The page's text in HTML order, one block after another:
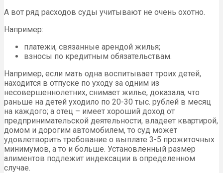
А вот ряд расходов суды учитывают не очень охотно.
Например:
платежи, связанные арендой жилья;
взносы по кредитным обязательствам.
Например, если мать одна воспитывает троих детей,
находится в отпуске по уходу за одним из
несовершеннолетних, снимает жилье, доказала, что
раньше на детей уходило по 20-30 тыс. рублей в месяц
на каждого; а отец – имеет хороший доход от
предпринимательской деятельности, владеет квартирой,
домом и дорогим автомобилем, то суд может
удовлетворить требование о выплате 3-5 прожиточных
минимумов, а то и больше. Установленный размер
алиментов подлежит индексации в определенном
случае.